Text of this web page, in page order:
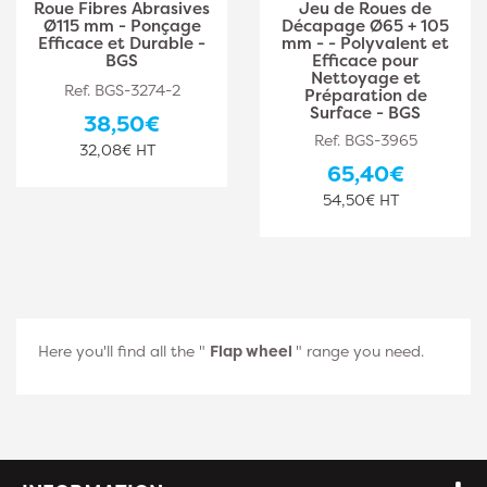
Roue Fibres Abrasives
Ø115 mm - Ponçage
Efficace et Durable -
BGS
Ref. BGS-3274-2
38,50€
32,08€ HT
Jeu de Roues de
Décapage Ø65 + 105
mm - - Polyvalent et
Efficace pour
Nettoyage et
Préparation de
Surface - BGS
Ref. BGS-3965
65,40€
54,50€ HT
Here you'll find all the " Flap wheel " range you need.